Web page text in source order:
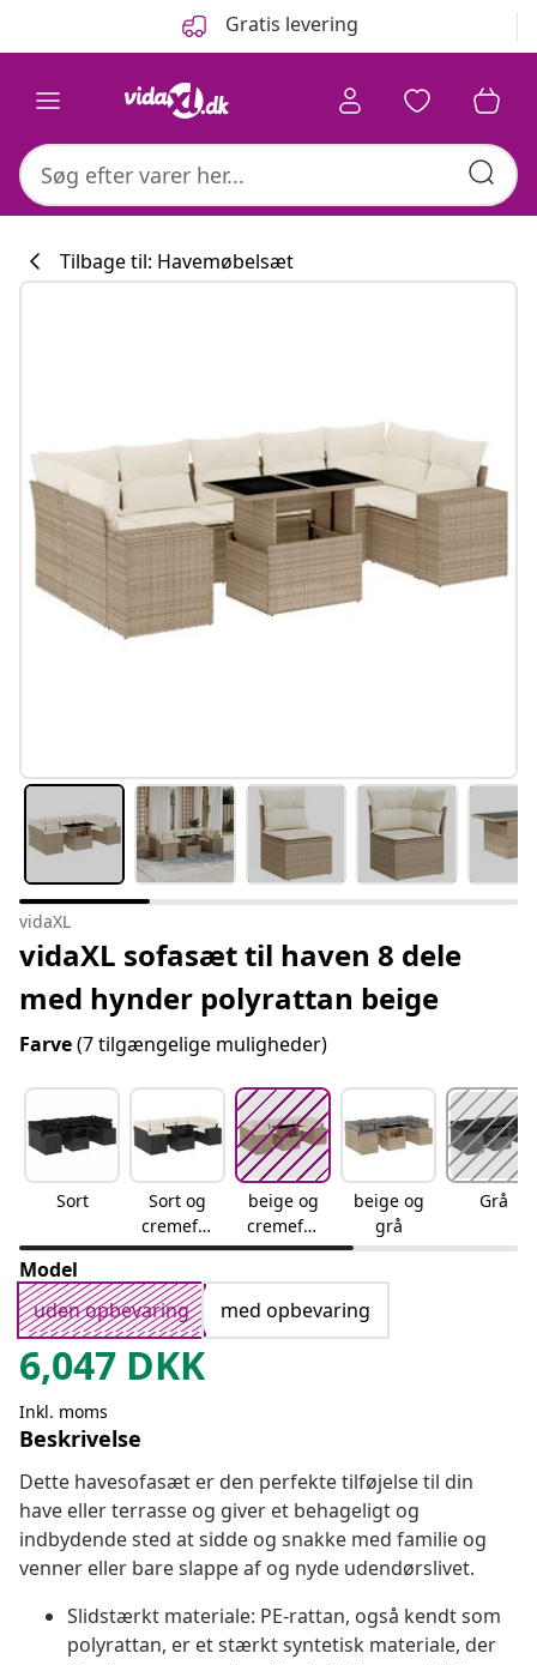
Gratis levering
#sharemevidaxl
Tilbage til: Havemøbelsæt
vidaXL
vidaXL sofasæt til haven 8 dele
med hynder polyrattan beige
Farve(7 tilgængelige muligheder)
Sort
Sort og
cremefar
vet
beige og
cremefar
vet
beige og
grå
Grå
Model
uden opbevaring
med opbevaring
6,047 DKK
Inkl. moms
Beskrivelse
Dette havesofasæt er den perfekte tilføjelse til din
have eller terrasse og giver et behageligt og
indbydende sted at sidde og snakke med familie og
venner eller bare slappe af og nyde udendørslivet.
Slidstærkt materiale: PE-rattan, også kendt som
polyrattan, er et stærkt syntetisk materiale, der